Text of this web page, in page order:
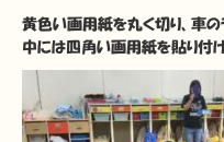
黄色い画用紙を丸く切り、車の
中には四角い画用紙を貼り付け